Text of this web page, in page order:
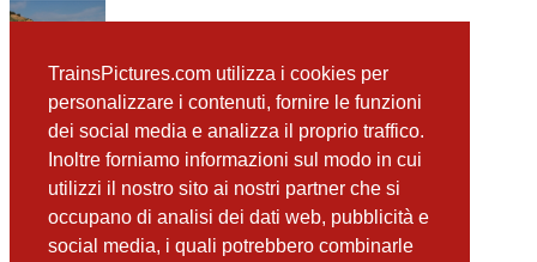
TrainsPictures.com utilizza i cookies per
personalizzare i contenuti, fornire le funzioni
dei social media e analizza il proprio traffico.
Inoltre forniamo informazioni sul modo in cui
utilizzi il nostro sito ai nostri partner che si
occupano di analisi dei dati web, pubblicità e
social media, i quali potrebbero combinarle
precedente
D445 1006 e E626 428 e Golfo di Porto Empedocle
successiva
D445 1006 e E626 428 Ferrovia dei Templi Drone
📸 Fotografie scattate nei dintorniVedi tutte ➔